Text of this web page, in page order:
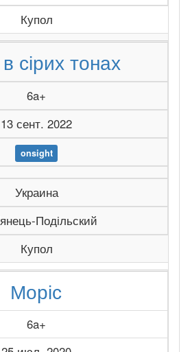
Купол
сірих тонах
6a+
13 сент. 2022
onsight
Украина
Подільский
Купол
Моріс
6a+